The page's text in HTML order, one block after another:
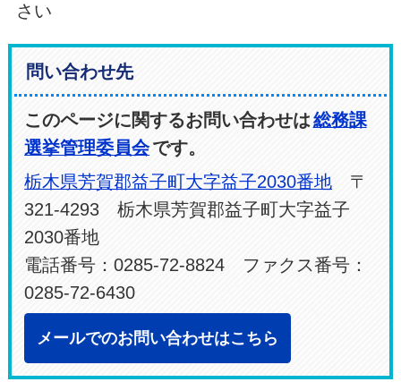
さい
問い合わせ先
このページに関するお問い合わせは総務課
選挙管理委員会です。
栃木県芳賀郡益子町大字益子2030番地 〒
321-4293 栃木県芳賀郡益子町大字益子
2030番地
電話番号：0285-72-8824 ファクス番号：
0285-72-6430
メールでのお問い合わせはこちら